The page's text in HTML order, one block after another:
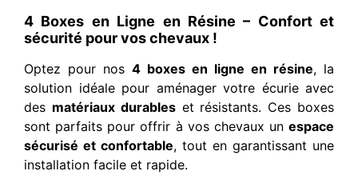
4 Boxes en Ligne en Résine – Confort et
sécurité pour vos chevaux !
Optez pour nos 4 boxes en ligne en résine, la
solution idéale pour aménager votre écurie avec
des matériaux durableset résistants. Ces boxes
sont parfaits pour offrir à vos chevaux un espace
sécurisé et confortable, tout en garantissant une
installation facile et rapide.